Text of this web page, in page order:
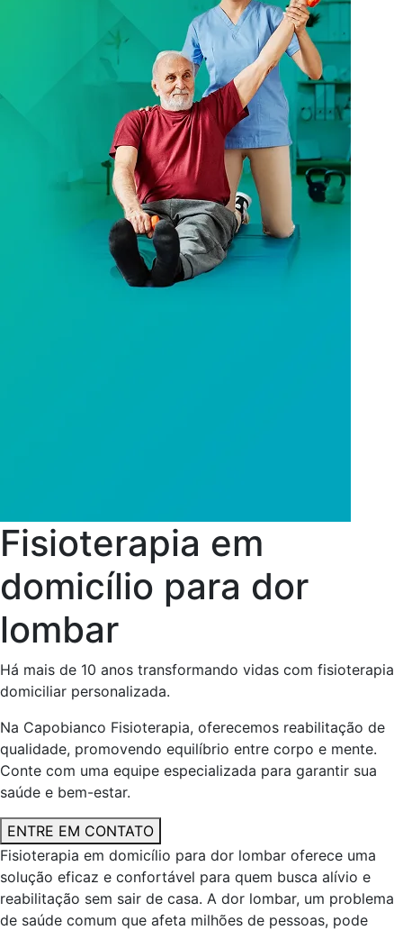
Fisioterapia em
domicílio para dor
lombar
Há mais de 10 anos transformando vidas com fisioterapia
domiciliar personalizada.
Na Capobianco Fisioterapia, oferecemos reabilitação de
qualidade, promovendo equilíbrio entre corpo e mente.
Conte com uma equipe especializada para garantir sua
saúde e bem-estar.
ENTRE EM CONTATO
Fisioterapia em domicílio para dor lombar oferece uma
solução eficaz e confortável para quem busca alívio e
reabilitação sem sair de casa. A dor lombar, um problema
de saúde comum que afeta milhões de pessoas, pode